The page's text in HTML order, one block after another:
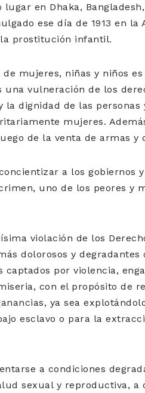
en Dhaka,
ese día de 1913 en la
prostitución infantil.
mujeres, niñas y niños
una vulneración de los
dignidad de las
mujeres.
de la venta de armas y
a los gobiernos
uno de los peores y
violación de los
dolorosos y
captados por violencia,
con el propósito de
ya sea
esclavo o para la
a condiciones
sexual y reproductiva, a